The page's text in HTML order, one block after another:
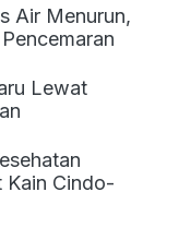
Air Menurun,
Lewat
Kain Cindo-